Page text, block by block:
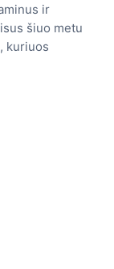
ir
šiuo metu
kuriuos